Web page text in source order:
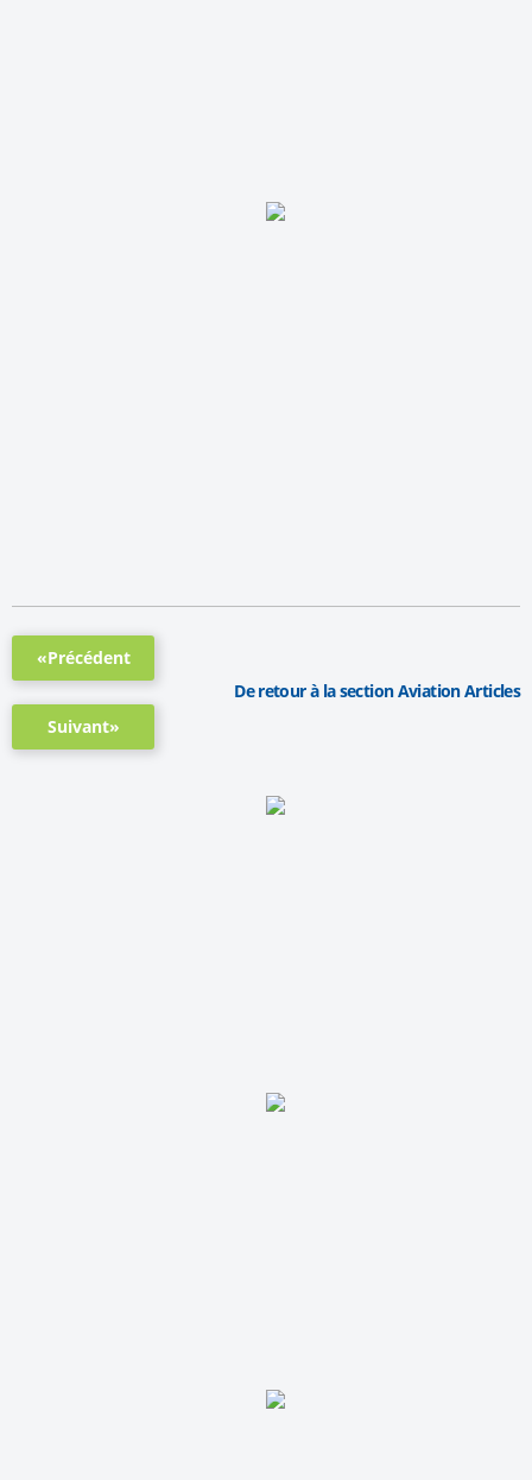
«Précédent
Suivant»
De retour à la section Aviation Articles